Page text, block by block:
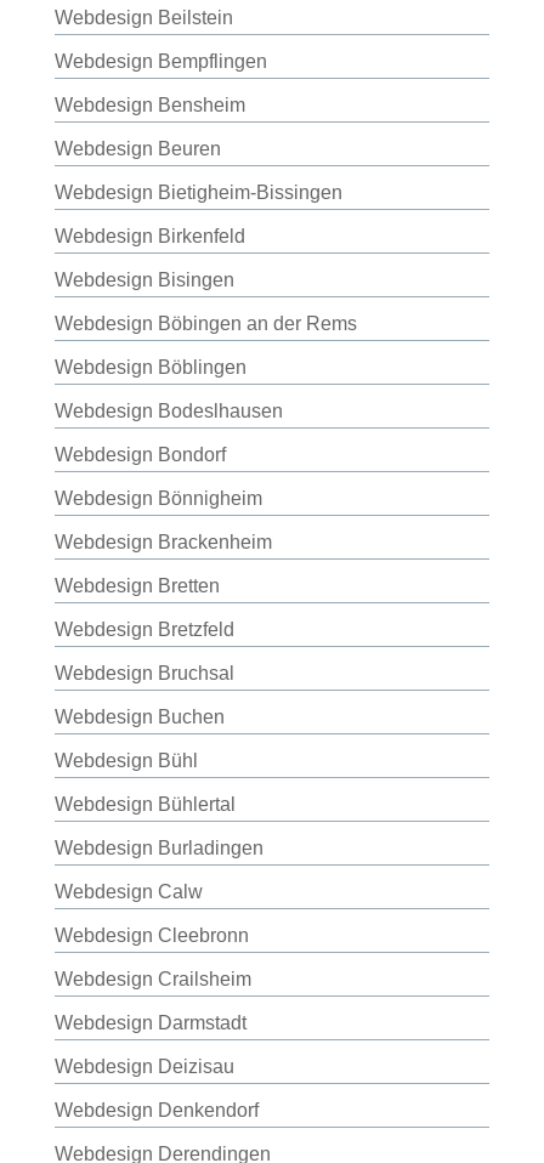
Webdesign Beilstein
Webdesign Bempflingen
Webdesign Bensheim
Webdesign Beuren
Webdesign Bietigheim-Bissingen
Webdesign Birkenfeld
Webdesign Bisingen
Webdesign Böbingen an der Rems
Webdesign Böblingen
Webdesign Bodeslhausen
Webdesign Bondorf
Webdesign Bönnigheim
Webdesign Brackenheim
Webdesign Bretten
Webdesign Bretzfeld
Webdesign Bruchsal
Webdesign Buchen
Webdesign Bühl
Webdesign Bühlertal
Webdesign Burladingen
Webdesign Calw
Webdesign Cleebronn
Webdesign Crailsheim
Webdesign Darmstadt
Webdesign Deizisau
Webdesign Denkendorf
Webdesign Derendingen